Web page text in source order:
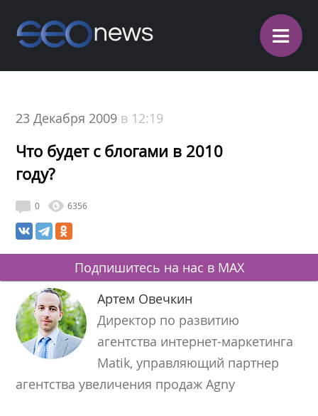
≡
23 Декабря 2009 в 12:19
Что будет с блогами в 2010
году?
0 6356
Подпишитесь на нас в MAX
Артем Овечкин
Директор по развитию
агентства интернет-маркетинга
Matik, управляющий партнер
агентства увеличения продаж Agny